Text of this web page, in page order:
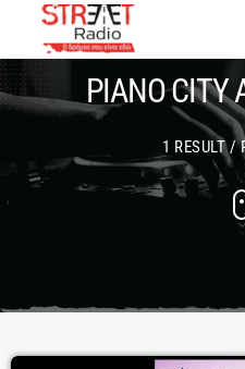
PIANO CITY
1 RESULT /